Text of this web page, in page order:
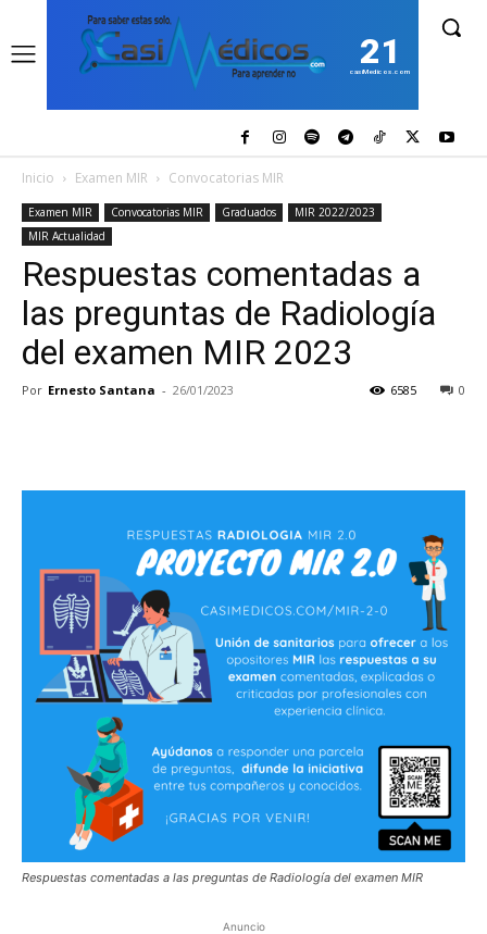
21
casiMedicos.com
Inicio Examen MIR Convocatorias MIR
Examen MIR Convocatorias MIR Graduados
MIR 2022/2023
MIR Actualidad
Respuestas comentadas a
las preguntas de Radiología
del examen MIR 2023
Por Ernesto Santana - 26/01/2023 0
6585
Respuestas comentadas a las preguntas de Radiología del examen MIR
Anuncio